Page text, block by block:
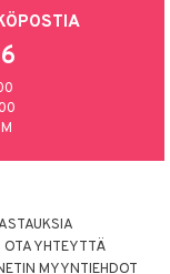
OTA YHTEYTTÄ
MYYNTIEHDOT